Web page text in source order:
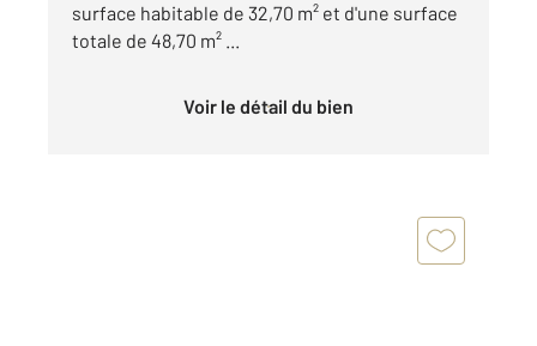
surface habitable de 32,70 m² et d'une surface
totale de 48,70 m² ...
Voir le détail du bien